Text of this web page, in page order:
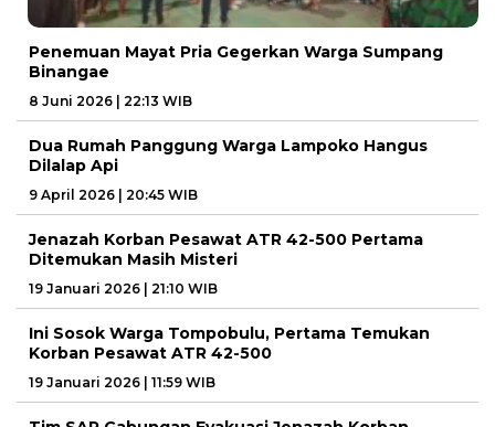
Penemuan Mayat Pria Gegerkan Warga Sumpang
Binangae
8 Juni 2026 | 22:13 WIB
Dua Rumah Panggung Warga Lampoko Hangus
Dilalap Api
9 April 2026 | 20:45 WIB
Jenazah Korban Pesawat ATR 42-500 Pertama
Ditemukan Masih Misteri
19 Januari 2026 | 21:10 WIB
Ini Sosok Warga Tompobulu, Pertama Temukan
Korban Pesawat ATR 42-500
19 Januari 2026 | 11:59 WIB